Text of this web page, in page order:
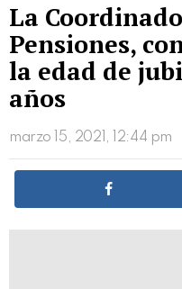
La
Pensiones,
la edad de
años
marzo 15, 2021, 12:44 pm